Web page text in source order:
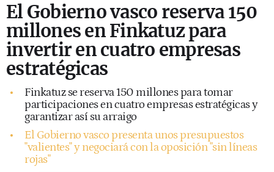
El Gobierno vasco reserva 150
millones en Finkatuz para
invertir en cuatro empresas
estratégicas
Finkatuz se reserva 150 millones para tomar
participaciones en cuatro empresas estratégicas y
garantizar así su arraigo
El Gobierno vasco presenta unos presupuestos
"valientes" y negociará con la oposición "sin líneas
rojas"